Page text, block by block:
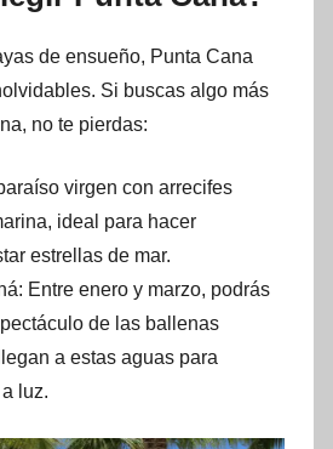
de ensueño, Punta Cana
Si buscas algo más
no te pierdas:
virgen con arrecifes
ideal para hacer
estrellas de mar.
Entre enero y marzo, podrás
de las ballenas
a estas aguas para
luz.